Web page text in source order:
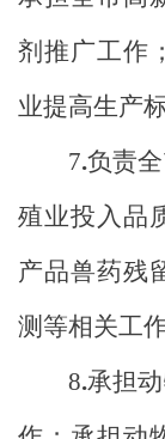
剂推广工作
业提高生产
7.负责
殖业投入品
产品兽药残
测等相关工作
8.承担